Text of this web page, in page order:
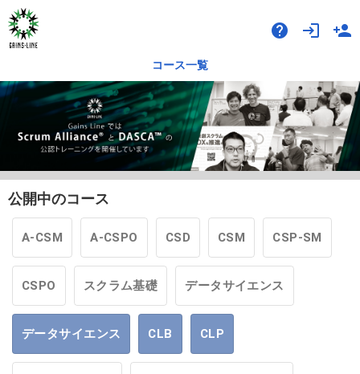
help login person_add
コース一覧
公開中のコース
A-CSM A-CSPO CSD CSM CSP-SM
CSPO スクラム基礎 データサイエンス
データサイエンス CLB CLP